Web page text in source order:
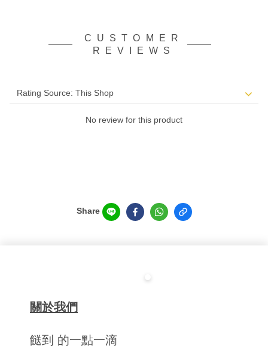
CUSTOMER
REVIEWS
No review for this product
Share
關於我們
餸到 的一點一滴